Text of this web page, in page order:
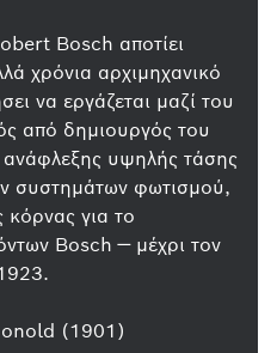
Bosch αποτίει
χρόνια αρχιμηχανικό
να εργάζεται μαζί του
από δημιουργός του
ανάφλεξης υψηλής τάσης
συστημάτων φωτισμού,
κόρνας για το
Bosch — μέχρι τον
(1901)